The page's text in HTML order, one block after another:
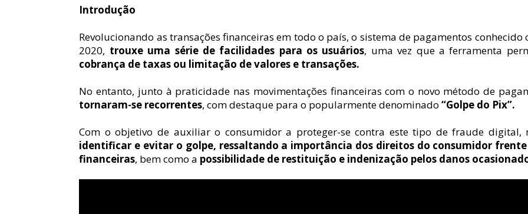
Introdução
Revolucionando as transações financeiras em todo o país, o sistema de pagamentos conhecido
2020, trouxe uma série de facilidades para os usuários, uma vez que a ferramenta
cobrança de taxas ou limitação de valores e transações.
No entanto, junto à praticidade nas movimentações financeiras com o novo método de
tornaram-se recorrentes, com destaque para o popularmente denominado “Golpe do Pix”.
Com o objetivo de auxiliar o consumidor a proteger-se contra este tipo de fraude digital,
identificar e evitar o golpe, ressaltando a importância dos direitos do consumidor
financeiras, bem como a possibilidade de restituição e indenização pelos danos